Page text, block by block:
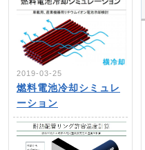
2019-03-25
燃料電池冷却シミュレ
ーション